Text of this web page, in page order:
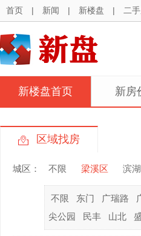
首页 | 新闻 | 新楼盘 | 二
新楼盘首页 新房
区域找房
城区： 不限 梁溪区 滨
不限 东门 广瑞路
尖公园
民丰 山北